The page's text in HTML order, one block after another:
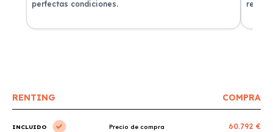
perfectas condiciones.
RENTING COMPRA
INCLUIDO Precio de compra 60.792 €